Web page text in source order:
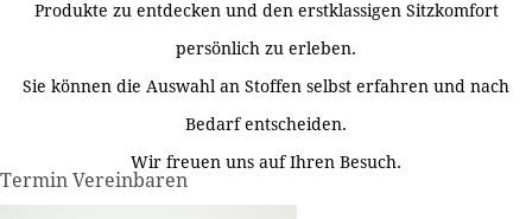
Produkte zu entdecken und den erstklassigen Sitzkomfort
persönlich zu erleben.
Sie können die Auswahl an Stoffen selbst erfahren und nach
Bedarf entscheiden.
Wir freuen uns auf Ihren Besuch.
Termin Vereinbaren